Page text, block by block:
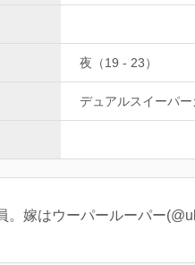
夜（19 - 23）
デュアルスイーパー
。嫁はウーパールーパー